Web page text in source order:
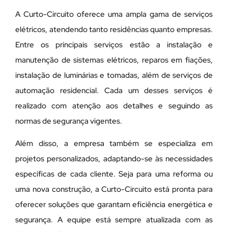
A Curto-Circuito oferece uma ampla gama de serviços
elétricos, atendendo tanto residências quanto empresas.
Entre os principais serviços estão a instalação e
manutenção de sistemas elétricos, reparos em fiações,
instalação de luminárias e tomadas, além de serviços de
automação residencial. Cada um desses serviços é
realizado com atenção aos detalhes e seguindo as
normas de segurança vigentes.
Além disso, a empresa também se especializa em
projetos personalizados, adaptando-se às necessidades
específicas de cada cliente. Seja para uma reforma ou
uma nova construção, a Curto-Circuito está pronta para
oferecer soluções que garantam eficiência energética e
segurança. A equipe está sempre atualizada com as